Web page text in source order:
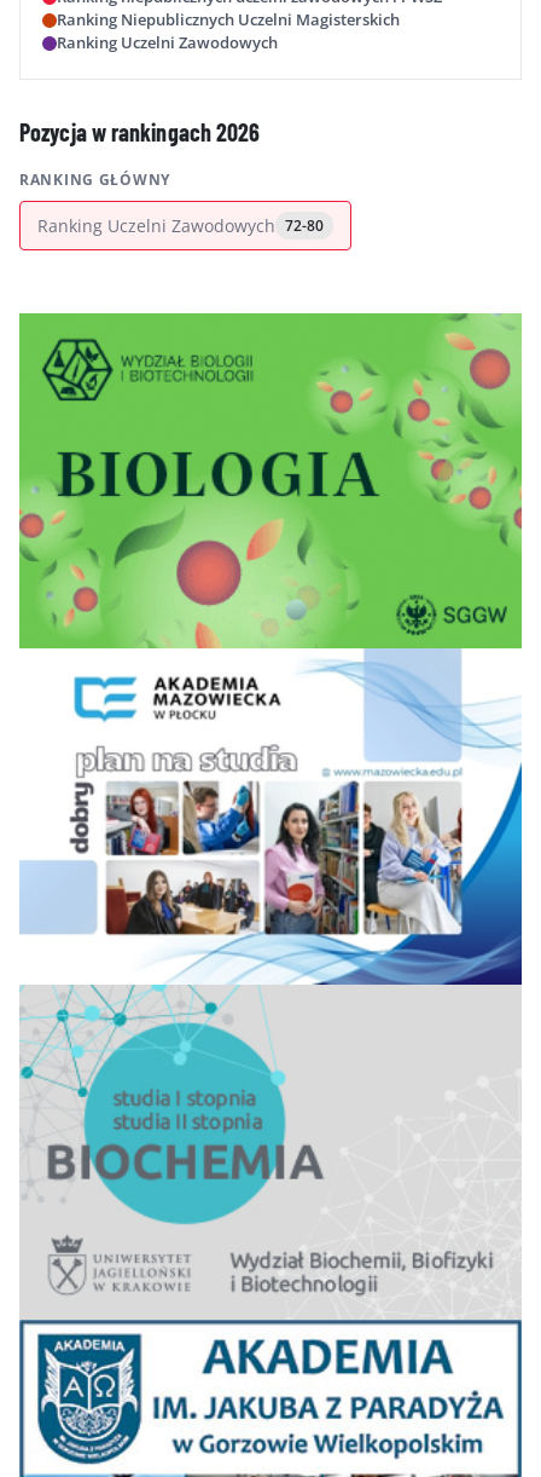
Ranking Niepublicznych Uczelni Magisterskich
Ranking Uczelni Zawodowych
Pozycja w rankingach 2026
RANKING GŁÓWNY
Ranking Uczelni Zawodowych 72-80